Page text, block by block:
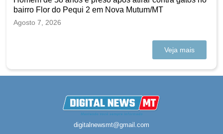
bairro Flor do Pequi 2 em Nova Mutum/MT
Agosto 7, 2026
Veja mais
digitalnewsmt@gmail.com